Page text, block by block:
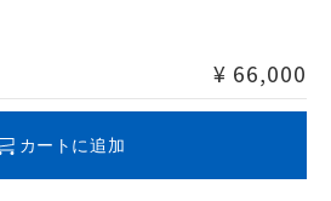
する可能性があります。
¥ 66,000
カートに追加